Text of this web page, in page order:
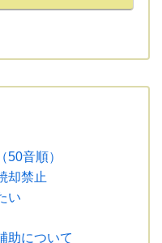
50音順）
却禁止
い
助について